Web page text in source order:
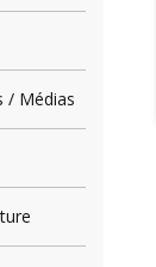
/ Médias